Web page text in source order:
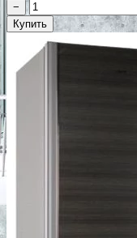
−
Купить